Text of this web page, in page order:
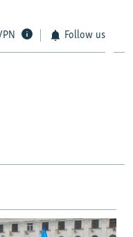
Follow us